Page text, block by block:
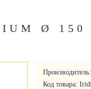
Ø 150
Производитель:
Код товара: